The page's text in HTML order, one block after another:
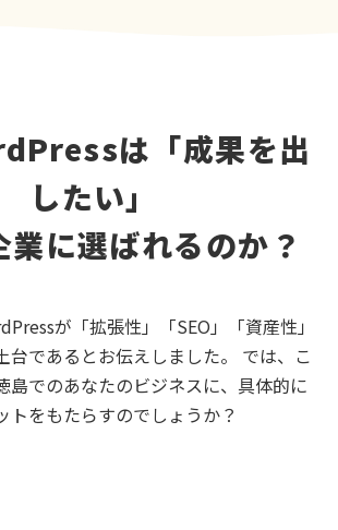
は「成果を出
したい」
業に選ばれるのか？
が「拡張性」「SEO」「資産性」
台であるとお伝えしました。 では、こ
島でのあなたのビジネスに、具体的に
トをもたらすのでしょうか？